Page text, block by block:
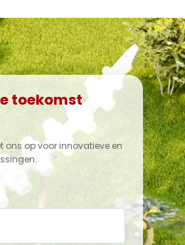
toekomst
ons op voor innovatieve en